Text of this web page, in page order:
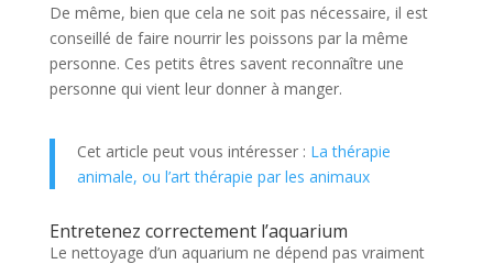
De même, bien que cela ne soit pas nécessaire, il est
conseillé de faire nourrir les poissons par la même
personne. Ces petits êtres savent reconnaître une
personne qui vient leur donner à manger.
Cet article peut vous intéresser : La thérapie
animale, ou l’art thérapie par les animaux
Entretenez correctement l’aquarium
Le nettoyage d’un aquarium ne dépend pas vraiment